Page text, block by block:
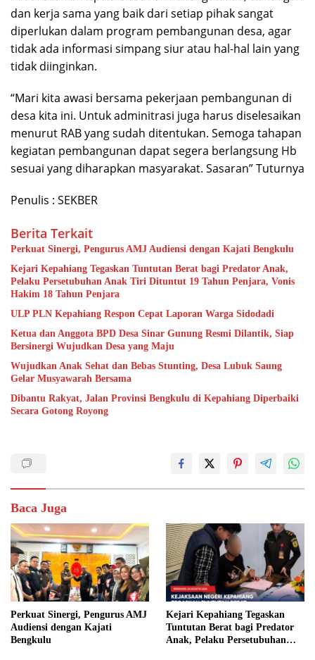
dan kerja sama yang baik dari setiap pihak sangat
diperlukan dalam program pembangunan desa, agar
tidak ada informasi simpang siur atau hal-hal lain yang
tidak diinginkan.
“Mari kita awasi bersama pekerjaan pembangunan di
desa kita ini. Untuk adminitrasi juga harus diselesaikan
menurut RAB yang sudah ditentukan. Semoga tahapan
kegiatan pembangunan dapat segera berlangsung Hb
sesuai yang diharapkan masyarakat. Sasaran” Tuturnya
Penulis : SEKBER
Berita Terkait
Perkuat Sinergi, Pengurus AMJ Audiensi dengan Kajati Bengkulu
Kejari Kepahiang Tegaskan Tuntutan Berat bagi Predator Anak,
Pelaku Persetubuhan Anak Tiri Dituntut 19 Tahun Penjara, Vonis
Hakim 18 Tahun Penjara
ULP PLN Kepahiang Respon Cepat Laporan Warga Sidodadi
Ketua dan Anggota BPD Desa Sinar Gunung Resmi Dilantik, Siap
Bersinergi Wujudkan Desa yang Maju
Wujudkan Anak Sehat dan Bebas Stunting, Desa Lubuk Saung
Gelar Musyawarah Bersama
Dibantu Rakyat, Jalan Provinsi Bengkulu di Kepahiang Diperbaiki
Secara Gotong Royong
Baca Juga
Perkuat Sinergi, Pengurus AMJ
Audiensi dengan Kajati
Bengkulu
Kejari Kepahiang Tegaskan
Tuntutan Berat bagi Predator
Anak, Pelaku Persetubuhan